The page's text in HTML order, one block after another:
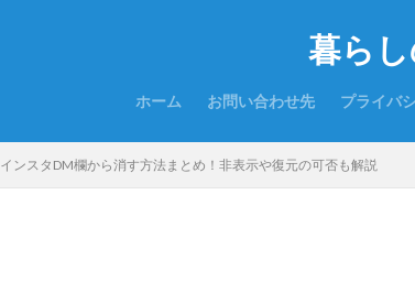
暮ら
ホーム お問い合わせ先 プライバ
インスタDM欄から消す方法まとめ！非表示や復元の可否も解説